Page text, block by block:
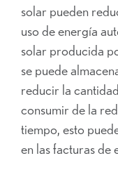
solar pueden
uso de energía
solar producida
se puede
reducir la
consumir de la
tiempo, esto
en las facturas de